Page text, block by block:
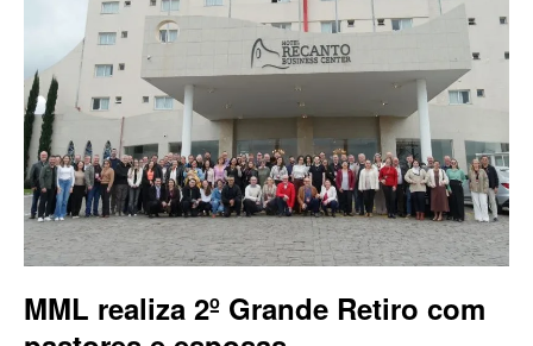
MML realiza 2º Grande Retiro com